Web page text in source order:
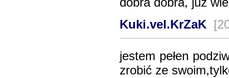
Kuki.vel.KrZaK
jestem pełen
zrobić ze